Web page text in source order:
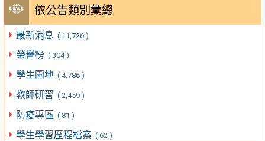
依公告類別彙總
最新消息 ( 11,726 )
榮譽榜 ( 304 )
學生園地 ( 4,786 )
教師研習 ( 2,459 )
防疫專區 ( 81 )
學生學習歷程檔案 ( 62 )